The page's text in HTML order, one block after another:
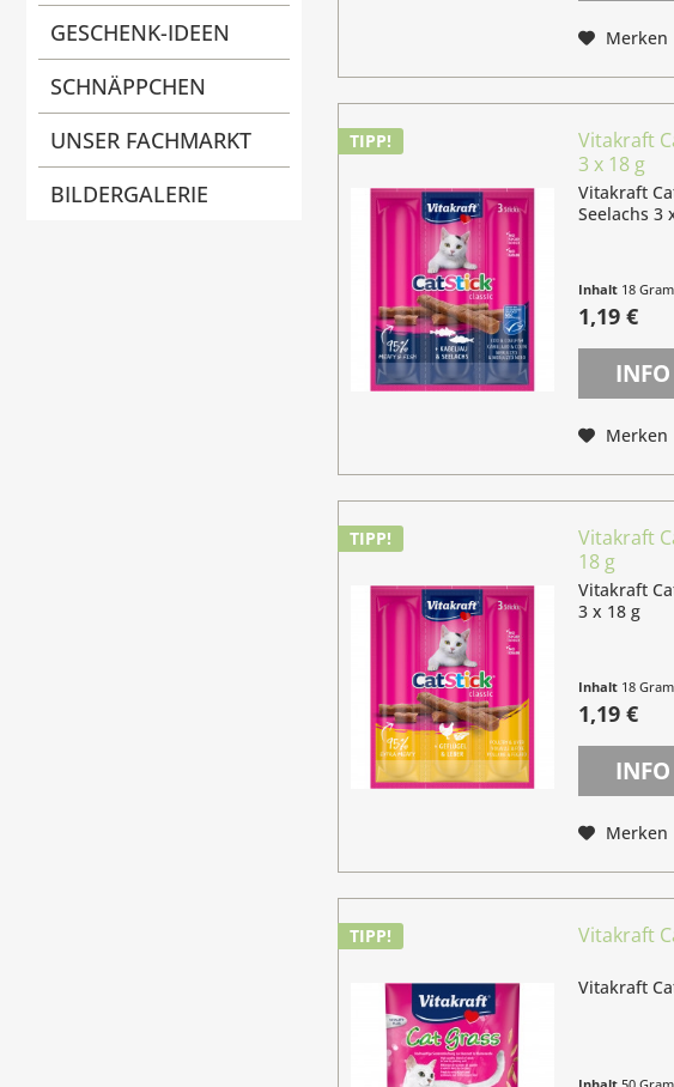
GESCHENK-IDEEN
SCHNÄPPCHEN
UNSER FACHMARKT
BILDERGALERIE
Merken
TIPP!
Vitakraft
3 x 18 g
Vitakraft
Seelachs 3
Inhalt 18
(6,61 € / 100
1,19 €
INFO
Merken
TIPP!
Vitakraft
18 g
Vitakraft
3 x 18 g
Inhalt 18
(6,61 € / 100
1,19 €
INFO
Merken
TIPP! Vitakraft
Vitakraft